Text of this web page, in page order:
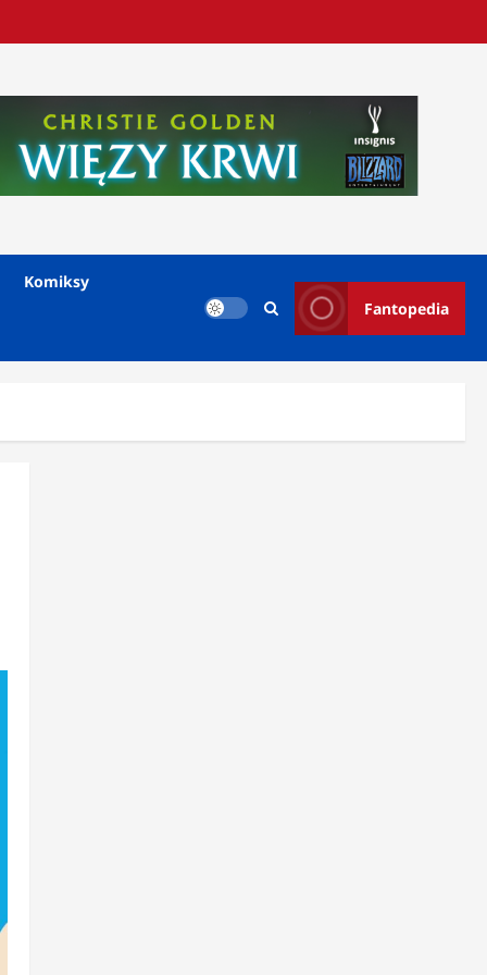
Komiksy
Fantopedia